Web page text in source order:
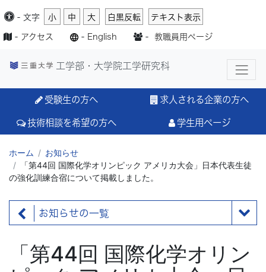
- 文字 小 中 大 白黒反転 テキスト表示
- アクセス - English - 教職員用ページ
工学部・大学院工学研究科
受験生の方へ 求人される企業の方へ
技術相談を希望の方へ 学生用ページ
ホーム
お知らせ
「第44回 国際化学オリンピック アメリカ大会」日本代表生徒
の強化訓練合宿について掲載しました。
お知らせの一覧
「第44回 国際化学オリン